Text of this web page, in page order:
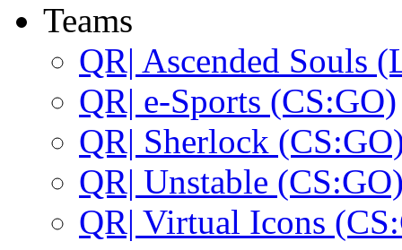
Teams
QR| Ascended Souls
QR| e-Sports (CS:GO)
QR| Sherlock
QR| Unstable
QR| Virtual Icons